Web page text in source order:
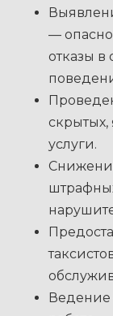
—
отказы
скрытых,
услуги.
Ведение